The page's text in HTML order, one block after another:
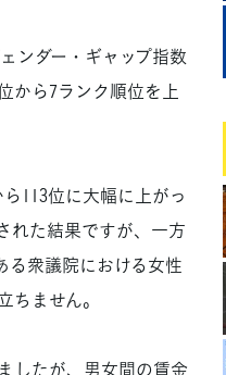
ンダー・ギャップ指数
から7ランク順位を上
113位に大幅に上がっ
れた結果ですが、一方
る衆議院における女性
ません。
したが、男女間の賃金